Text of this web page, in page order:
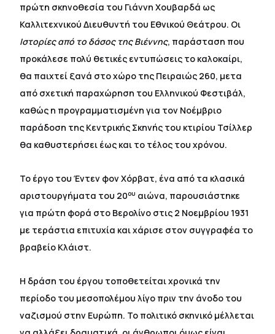
πρώτη σκηνοθεσία του Γιάννη Χουβαρδά ως
Καλλιτεχνικού Διευθυντή του Εθνικού Θεάτρου. Οι
Ιστορίες από το δάσος της Βιέννης, παράσταση που
προκάλεσε πολύ θετικές εντυπώσεις το καλοκαίρι,
θα παιχτεί ξανά στο χώρο της Πειραιώς 260, μετα
από σχετική παραχώρηση του Ελληνικού Φεστιβάλ,
καθώς η προγραμματισμένη για τον Νοέμβριο
παράδοση της Κεντρικής Σκηνής του κτιρίου Τσίλλερ
θα καθυστερήσει έως και το τέλος του χρόνου.
Το έργο του Έντεν φον Χόρβατ, ένα από τα κλασικά
αριστουργήματα του 20ου αιώνα, παρουσιάστηκε
για πρώτη φορά στο Βερολίνο στις 2 Νοεμβρίου 1931
με τεράστια επιτυχία και χάρισε στον συγγραφέα το
βραβείο Κλάιστ.
Η δράση του έργου τοποθετείται χρονικά την
περίοδο του μεσοπολέμου λίγο πριν την άνοδο του
ναζισμού στην Ευρώπη. Το πολιτικό σκηνικό μέλλεται